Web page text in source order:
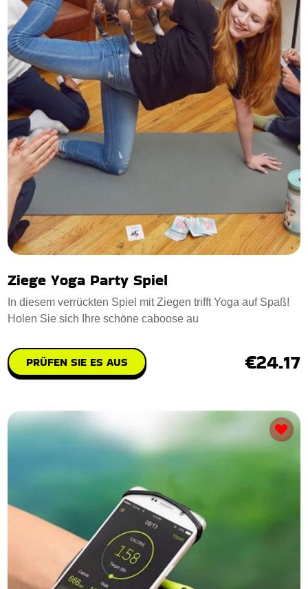
Ziege Yoga Party Spiel
In diesem verrückten Spiel mit Ziegen trifft Yoga auf Spaß!
Holen Sie sich Ihre schöne caboose au
PRÜFEN SIE ES AUS €24.17